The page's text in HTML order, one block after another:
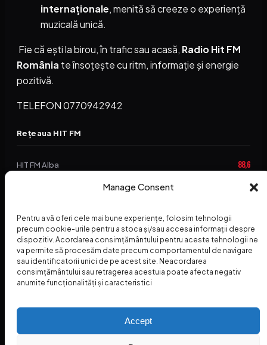
Manage Consent
Pentru a vă oferi cele mai bune experiențe, folosim tehnologii
precum cookie-urile pentru a stoca și/sau accesa informații despre
dispozitiv. Acordarea consimțământului pentru aceste tehnologii ne
va permite să procesăm date precum comportamentul de navigare
sau identificatorii unici de pe acest site. Neacordarea
consimțământului sau retragerea acestuia poate afecta negativ
anumite funcționalități și caracteristici
Accept
internaționale, menită să creeze o experiență
muzicală unică.
Fie că ești la birou, în trafic sau acasă, Radio Hit FM
România te însoțește cu ritm, informație și energie
pozitivă.
TELEFON 0770942942
Rețeaua HIT FM
HIT FM Alba 88,6
94,2
HIT FM Abrud 94,3
HIT FM Horezu 95,1
HIT FM Nehoiu 88,2